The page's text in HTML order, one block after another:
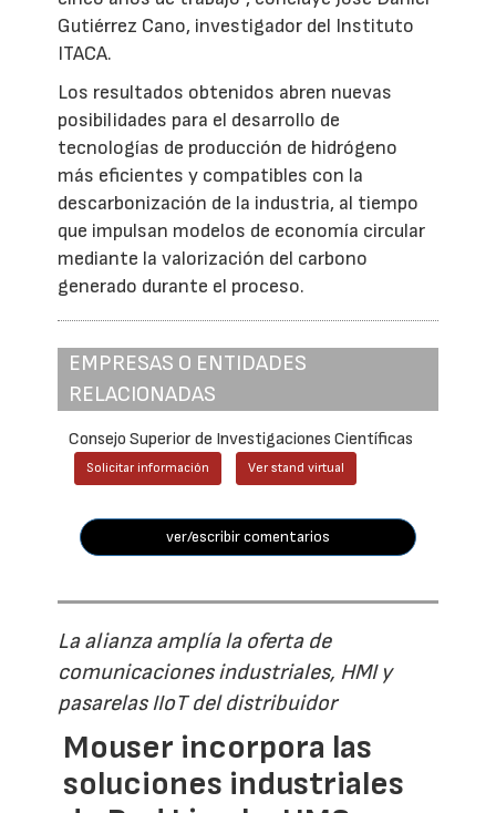
Gutiérrez Cano, investigador del Instituto
ITACA.
Los resultados obtenidos abren nuevas
posibilidades para el desarrollo de
tecnologías de producción de hidrógeno
más eficientes y compatibles con la
descarbonización de la industria, al tiempo
que impulsan modelos de economía circular
mediante la valorización del carbono
generado durante el proceso.
EMPRESAS O ENTIDADES
RELACIONADAS
Consejo Superior de Investigaciones Científicas
Solicitar información Ver stand virtual
ver/escribir comentarios
La alianza amplía la oferta de
comunicaciones industriales, HMI y
pasarelas IIoT del distribuidor
Mouser incorpora las
soluciones industriales